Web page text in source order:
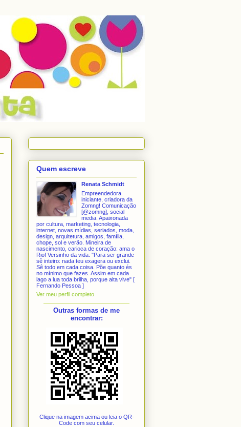
Quem escreve
Renata Schmidt
Empreendedora
iniciante, criadora da
Zomng! Comunicação
[@zomng], social
media. Apaixonada
por cultura, marketing, tecnologia,
internet, novas mídias, seriados, moda,
design, arquitetura, amigos, família,
chope, sol e verão. Mineira de
nascimento, carioca de coração: ama o
Rio! Versinho da vida: "Para ser grande
sê inteiro: nada teu exagera ou exclui.
Sê todo em cada coisa. Põe quanto és
no mínimo que fazes. Assim em cada
lago a lua toda brilha, porque alta vive" [
Fernando Pessoa ]
Ver meu perfil completo
Outras formas de me
encontrar:
Clique na imagem acima ou leia o QR-
Code com seu celular.